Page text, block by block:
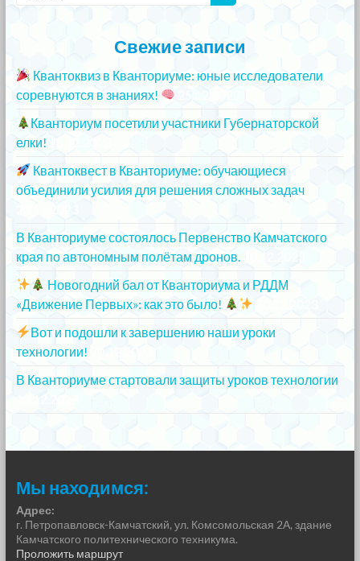
Свежие записи
Квантоквиз в Кванториуме: юные исследователи
соревнуются в знаниях!
Кванториум посетили участники Губернаторской
елки!
Квантоквест в Кванториуме: обучающиеся
объединили усилия для решения сложных задач
В Кванториуме состоялось Первенство Камчатского
края по автономным полётам дронов.
Новогодний бал от Кванториума и РДДМ
«Движение Первых»: как это было!
Вот и подошли к завершению наши уроки
технологии!
В Кванториуме стартовали защиты уроков технологии
Мы находимся:
Адрес:
г. Петропавловск-Камчатский, ул. Комсомольская 2А, здание
Камчатского политехнического техникума.
Проложить маршрут